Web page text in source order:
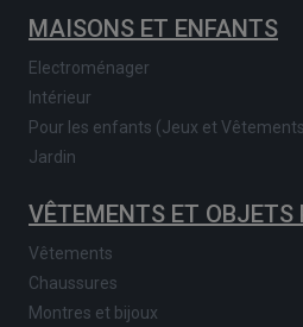
MAISONS ET ENFANTS
Electroménager
Intérieur
Pour les enfants (Jeux et
Jardin
VÊTEMENTS ET OBJETS
Vêtements
Chaussures
Montres et bijoux